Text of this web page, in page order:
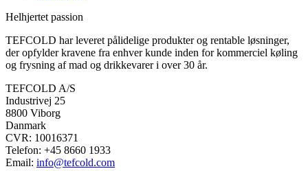
Helhjertet passion
TEFCOLD har leveret pålidelige produkter og rentable løsninger,
der opfylder kravene fra enhver kunde inden for kommerciel køling
og frysning af mad og drikkevarer i over 30 år.
TEFCOLD A/S
Industrivej 25
8800 Viborg
Danmark
CVR: 10016371
Telefon: +45 8660 1933
Email: info@tefcold.com